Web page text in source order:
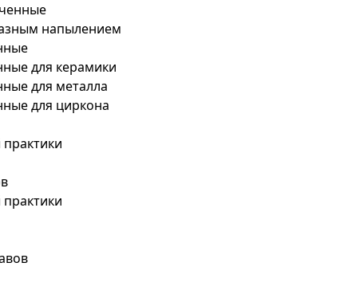
напылением
для керамики
для металла
для циркона